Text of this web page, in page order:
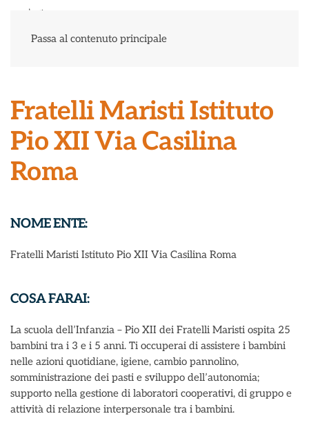
Passa al contenuto principale
Fratelli Maristi Istituto
Pio XII Via Casilina
Roma
NOME ENTE:
Fratelli Maristi Istituto Pio XII Via Casilina Roma
COSA FARAI:
La scuola dell’Infanzia – Pio XII dei Fratelli Maristi ospita 25
bambini tra i 3 e i 5 anni. Ti occuperai di assistere i bambini
nelle azioni quotidiane, igiene, cambio pannolino,
somministrazione dei pasti e sviluppo dell’autonomia;
supporto nella gestione di laboratori cooperativi, di gruppo e
attività di relazione interpersonale tra i bambini.